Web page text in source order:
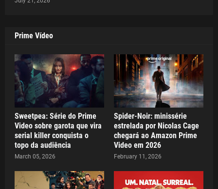
Prime Vídeo
Sweetpea: Série do Prime
Video sobre garota que vira
serial killer conquista o
topo da audiência
March 05, 2026
Spider-Noir: minissérie
estrelada por Nicolas Cage
chegará ao Amazon Prime
Video em 2026
February 11, 2026